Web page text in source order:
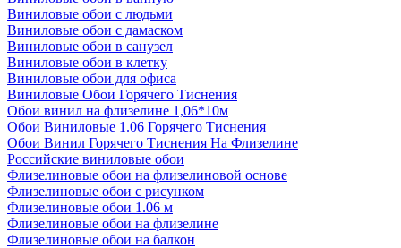
Виниловые обои с людьми
Виниловые обои с дамаском
Виниловые обои в санузел
Виниловые обои в клетку
Виниловые обои для офиса
Виниловые Обои Горячего Тиснения
Обои винил на флизелине 1,06*10м
Обои Виниловые 1.06 Горячего Тиснения
Обои Винил Горячего Тиснения На Флизелине
Российские виниловые обои
Флизелиновые обои на флизелиновой основе
Флизелиновые обои с рисунком
Флизелиновые обои 1.06 м
Флизелиновые обои на флизелине
Флизелиновые обои на балкон